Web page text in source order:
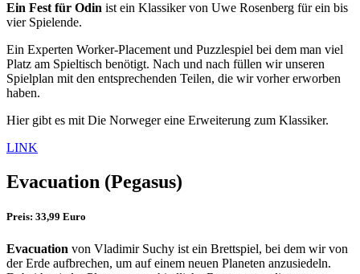
Ein Fest für Odin ist ein Klassiker von Uwe Rosenberg für ein bis
vier Spielende.
Ein Experten Worker-Placement und Puzzlespiel bei dem man viel
Platz am Spieltisch benötigt. Nach und nach füllen wir unseren
Spielplan mit den entsprechenden Teilen, die wir vorher erworben
haben.
Hier gibt es mit Die Norweger eine Erweiterung zum Klassiker.
LINK
Evacuation (Pegasus)
Preis: 33,99 Euro
Evacuation von Vladimir Suchy ist ein Brettspiel, bei dem wir von
der Erde aufbrechen, um auf einem neuen Planeten anzusiedeln.